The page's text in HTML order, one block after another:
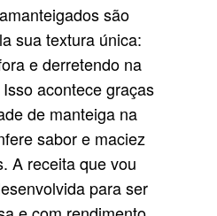
são
sua textura única:
e derretendo na
acontece graças
de manteiga na
sabor e maciez
A receita que vou
para ser